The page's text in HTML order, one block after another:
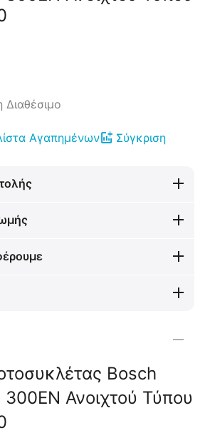
Διαθέσιμο
Αγαπημένων Σύγκριση
Bosch
Ανοιχτού Τύπου